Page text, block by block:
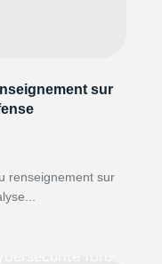
sur
renseignement sur